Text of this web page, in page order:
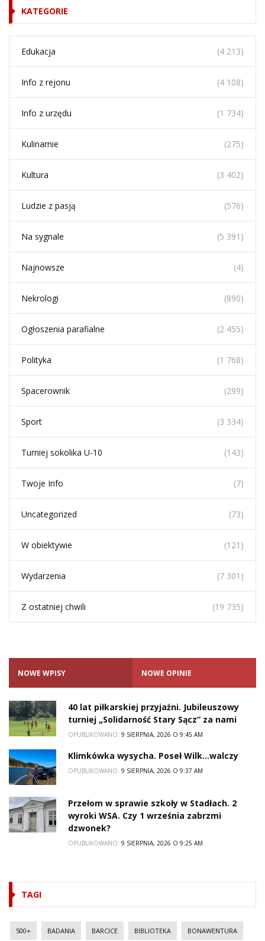
KATEGORIE
Edukacja (4 213)
Info z rejonu (4 108)
Info z urzędu (1 734)
Kulinarnie (275)
Kultura (3 402)
Ludzie z pasją (576)
Na sygnale (5 391)
Najnowsze (4)
Nekrologi (890)
Ogłoszenia parafialne (2 455)
Polityka (1 768)
Spacerownik (299)
Sport (3 334)
Turniej sokolika U-10 (143)
Twoje Info (7)
Uncategorized (73)
W obiektywie (121)
Wydarzenia (7 301)
Z ostatniej chwili (19 735)
NOWE WPISY NOWE OPINIE
40 lat piłkarskiej przyjaźni. Jubileuszowy
turniej „Solidarność Stary Sącz” za nami
OPUBLIKOWANO: 9 SIERPNIA, 2026 O 9:45 AM
Klimkówka wysycha. Poseł Wilk…walczy
OPUBLIKOWANO: 9 SIERPNIA, 2026 O 9:37 AM
Przełom w sprawie szkoły w Stadłach. 2
wyroki WSA. Czy 1 września zabrzmi
dzwonek?
OPUBLIKOWANO: 9 SIERPNIA, 2026 O 9:25 AM
TAGI
500+ BADANIA BARCICE BIBLIOTEKA BONAWENTURA